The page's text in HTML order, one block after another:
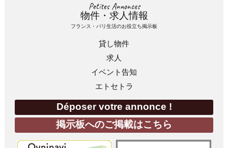
Petites Annonces
物件・求人情報
フランス・パリ生活のお役立ち掲示板
貸し物件
求人
イベント告知
エトセトラ
Déposer votre annonce !
掲示板へのご掲載はこちら